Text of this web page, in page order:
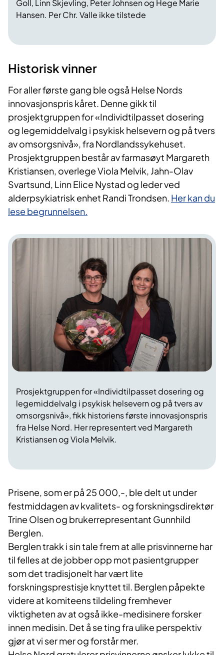
Goll, Linn Skjevling, Peter Johnsen og Hege Marie
Hansen. Per Chr. Valle ikke tilstede
Historisk vinner
For aller første gang ble også Helse Nords
innovasjonspris kåret. Denne gikk til
prosjektgruppen for «Individtilpasset dosering
og legemiddelvalg i psykisk helsevern og på tvers
av omsorgsnivå», fra Nordlandssykehuset.
Prosjektgruppen består av farmasøyt Margareth
Kristiansen, overlege Viola Melvik, Jahn-Olav
Svartsund, Linn Elice Nystad og leder ved
alderpsykiatrisk enhet Randi Trondsen. Her kan du
lese begrunnelsen.
Prosjektgruppen for «Individtilpasset dosering og
legemiddelvalg i psykisk helsevern og på tvers av
omsorgsnivå», fikk historiens første innovasjonspris
fra Helse Nord. Her representert ved Margareth
Kristiansen og Viola Melvik.
Prisene, som er på 25 000,-, ble delt ut under
festmiddagen av kvalitets- og forskningsdirektør
Trine Olsen og brukerrepresentant Gunnhild
Berglen.
Berglen trakk i sin tale frem at alle prisvinnerne har
til felles at de jobber opp mot pasientgrupper
som det tradisjonelt har vært lite
forskningsprestisje knyttet til. Berglen påpekte
videre at komiteens tildeling fremhever
viktigheten av at også ikke-medisinere forsker
innen medisin. Det å se ting fra ulike perspektiv
gjør at vi ser mer og forstår mer.